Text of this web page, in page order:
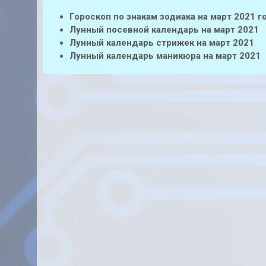
Гороскоп по знакам зодиака на март 2021
Лунный посевной календарь на март 2021
Лунный календарь стрижек на март 2021
Лунный календарь маникюра на март 2021